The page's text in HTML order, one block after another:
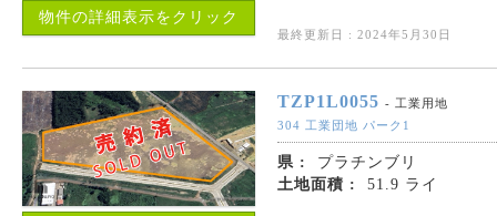
物件の詳細表示をクリック
最終更新日 : 2024年5月30日
TZP1L0055 - 工業用地
304 工業団地 パーク1
県 :
プラチンブリ
土地面積 :
51.9 ライ